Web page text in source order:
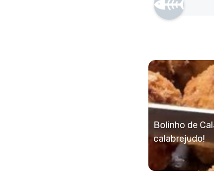
Bolinho de
calabrejudo!